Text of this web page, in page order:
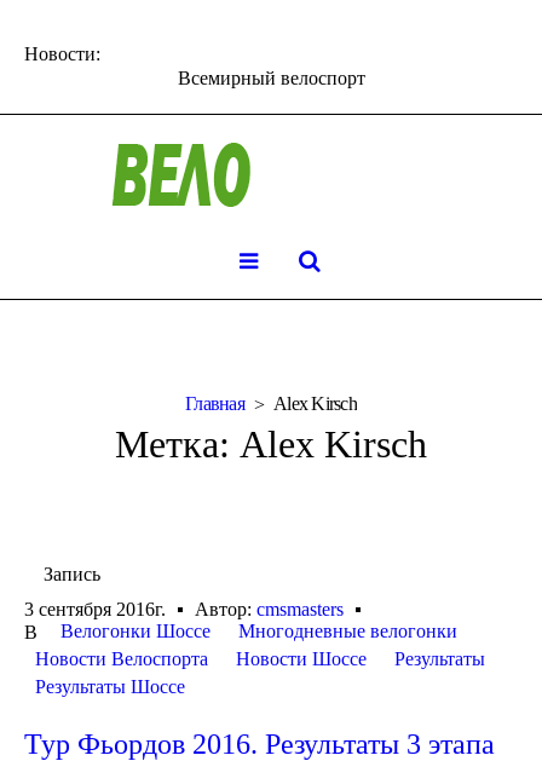
Новости:
Всемирный велоспорт
Главная Alex Kirsch
Метка: Alex Kirsch
Запись
3 сентября 2016г.
Автор: cmsmasters
В
Велогонки Шоссе
Многодневные велогонки
Новости Велоспорта
Новости Шоссе
Результаты
Результаты Шоссе
Тур Фьордов 2016. Результаты 3 этапа